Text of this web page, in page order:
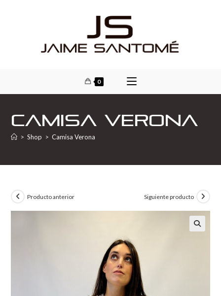
0
Camisa Verona
> Shop > Camisa Verona
Producto anterior Siguiente producto